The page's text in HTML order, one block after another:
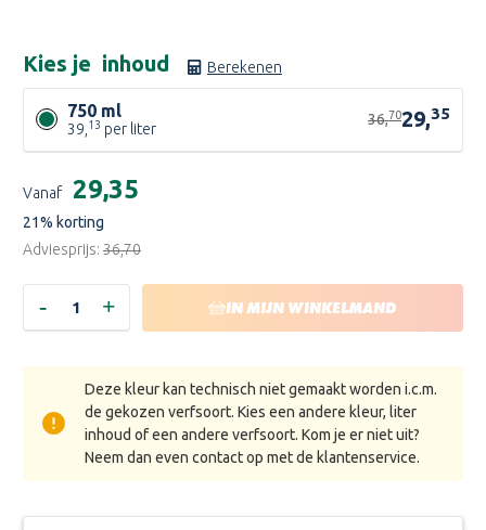
Kies je inhoud Berekenen
750 ml
39, 13 per liter
36,7029,35
voorraad:
Vanaf €29,35
21% korting
Adviesprijs: €36,70
HOEVEELHEID
VAN
- HOEVEELHEID
VAN
EXTRA
MAT
+ IN MIJN WINKELMAND
Deze kleur kan technisch niet gemaakt worden i.c.m.
de gekozen verfsoort. Kies een andere kleur, liter
inhoud of een andere verfsoort. Kom je er niet uit?
Neem dan even contact op met de klantenservice.